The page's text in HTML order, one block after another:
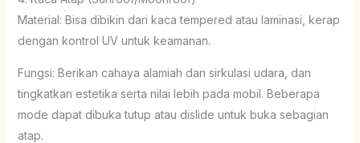
Material: Bisa dibikin dari kaca tempered atau laminasi, kerap
dengan kontrol UV untuk keamanan.
Fungsi: Berikan cahaya alamiah dan sirkulasi udara, dan
tingkatkan estetika serta nilai lebih pada mobil. Beberapa
mode dapat dibuka tutup atau dislide untuk buka sebagian
atap.